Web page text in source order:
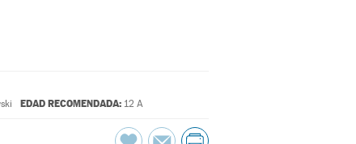
EDAD RECOMENDADA: 12 A